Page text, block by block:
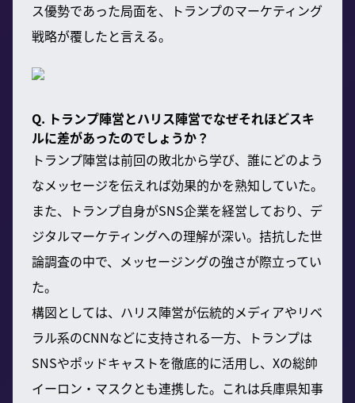
ス優勢であった局面を、トランプのマーケティング
戦略が覆したと言える。
Q. トランプ陣営とハリス陣営でなぜそれほどスキ
ルに差があったのでしょうか？
トランプ陣営は前回の敗北から学び、誰にどのよう
なメッセージを伝えれば効果的かを熟知していた。
また、トランプ自身がSNS企業を経営しており、デ
ジタルマーケティングへの理解が深い。拮抗した世
論調査の中で、メッセージングの強さが際立ってい
た。
構図としては、ハリス陣営が伝統的メディアやリベ
ラル系のCNNなどに支持される一方、トランプは
SNSやポッドキャストを徹底的に活用し、Xの総帥
イーロン・マスクとも連携した。これは兵庫県知事